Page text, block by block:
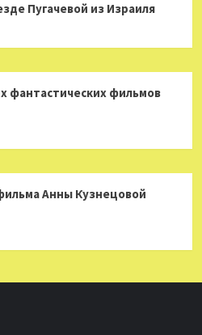
Пугачевой из Израиля
фантастических фильмов
Анны Кузнецовой